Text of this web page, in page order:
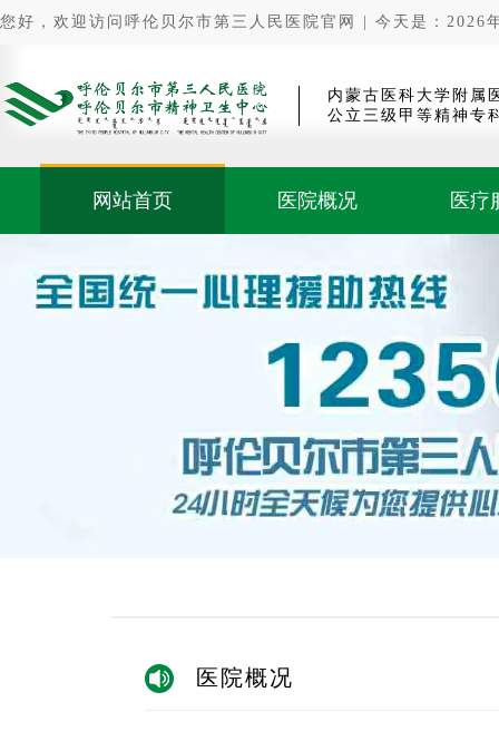
您好，欢迎访问呼伦贝尔市第三人民医院官网 | 今天是：2026
内蒙古医科大学附属
公立三级甲等精神专
网站首页 医院概况 医疗
医院概况